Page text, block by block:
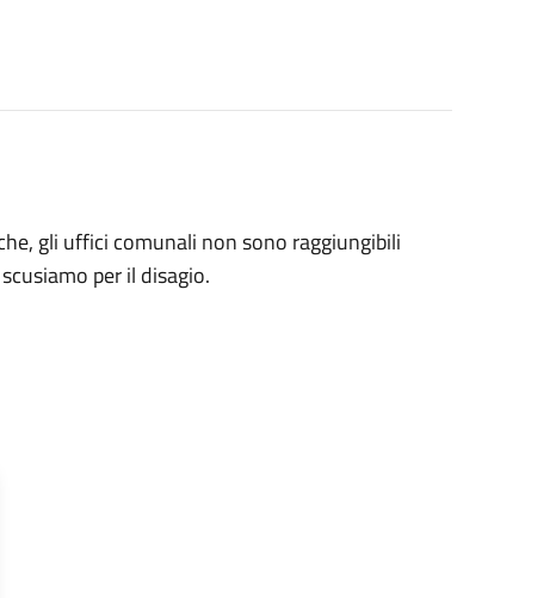
gli uffici comunali non sono raggiungibili
per il disagio.